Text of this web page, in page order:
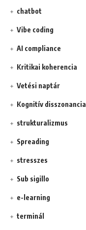
chatbot
Vibe coding
AI compliance
Kritikai koherencia
Vetési naptár
Kognitív disszonancia
strukturalizmus
Spreading
stresszes
Sub sigillo
e-learning
terminál